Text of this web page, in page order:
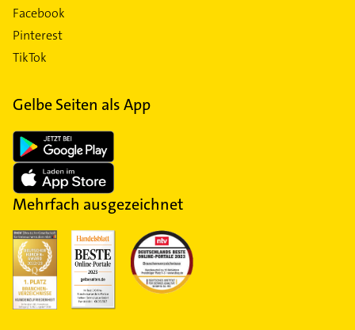
Facebook
Pinterest
TikTok
Gelbe Seiten als App
Mehrfach ausgezeichnet